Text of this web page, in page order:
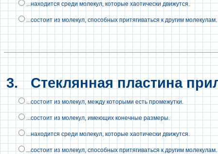
...находится среди молекул, которые хаотически движутся.
...состоит из молекул, способных притягиваться к другим молекулам.
3. Стеклянная пластина
...состоит из молекул, между которыми есть промежутки.
...состоит из молекул, имеющих конечные размеры.
...находится среди молекул, которые хаотически движутся.
...состоит из молекул, способных притягиваться к другим молекулам.